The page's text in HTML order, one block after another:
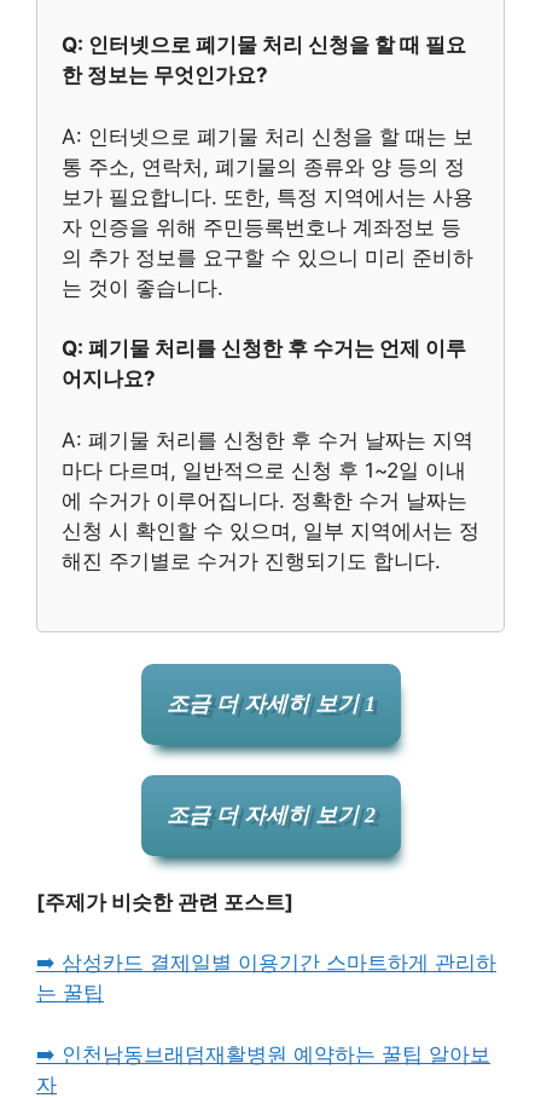
Q: 인터넷으로 폐기물 처리 신청을 할 때 필요
한 정보는 무엇인가요?
A: 인터넷으로 폐기물 처리 신청을 할 때는 보
통 주소, 연락처, 폐기물의 종류와 양 등의 정
보가 필요합니다. 또한, 특정 지역에서는 사용
자 인증을 위해 주민등록번호나 계좌정보 등
의 추가 정보를 요구할 수 있으니 미리 준비하
는 것이 좋습니다.
Q: 폐기물 처리를 신청한 후 수거는 언제 이루
어지나요?
A: 폐기물 처리를 신청한 후 수거 날짜는 지역
마다 다르며, 일반적으로 신청 후 1~2일 이내
에 수거가 이루어집니다. 정확한 수거 날짜는
신청 시 확인할 수 있으며, 일부 지역에서는 정
해진 주기별로 수거가 진행되기도 합니다.
조금 더 자세히 보기 1
조금 더 자세히 보기 2
[주제가 비슷한 관련 포스트]
➡️ 삼성카드 결제일별 이용기간 스마트하게 관리하
는 꿀팁
➡️ 인천남동브래덤재활병원 예약하는 꿀팁 알아보
자